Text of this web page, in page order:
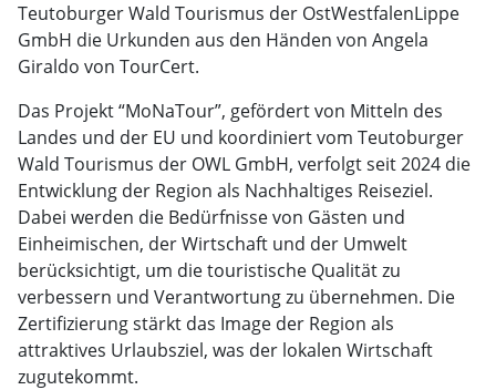
Teutoburger Wald Tourismus der OstWestfalenLippe
GmbH die Urkunden aus den Händen von Angela
Giraldo von TourCert.
Das Projekt “MoNaTour”, gefördert von Mitteln des
Landes und der EU und koordiniert vom Teutoburger
Wald Tourismus der OWL GmbH, verfolgt seit 2024 die
Entwicklung der Region als Nachhaltiges Reiseziel.
Dabei werden die Bedürfnisse von Gästen und
Einheimischen, der Wirtschaft und der Umwelt
berücksichtigt, um die touristische Qualität zu
verbessern und Verantwortung zu übernehmen. Die
Zertifizierung stärkt das Image der Region als
attraktives Urlaubsziel, was der lokalen Wirtschaft
zugutekommt.